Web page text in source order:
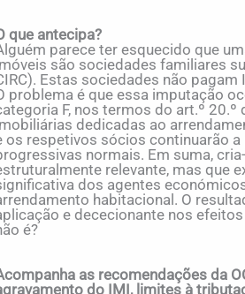
que antecipa?
parece ter esquecido que
são sociedades familiares
Estas sociedades não
problema é que essa imputação
F, nos termos do art.º
dedicadas ao
os respetivos sócios continuarão a
normais. Em suma,
relevante, mas que
dos agentes
habitacional. O
e dececionante nos
é?
as recomendações da
do IMI, limites à